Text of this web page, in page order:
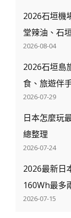
款
2026石垣機
堂辣油、石
2026-08-04
2026石垣島
食、旅遊伴
2026-07-29
日本怎麼玩
總整理
2026-07-24
2026最新日
160Wh最多
2026-07-15